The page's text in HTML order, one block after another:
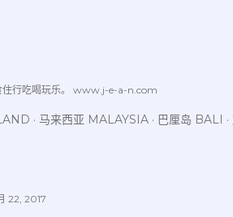
住行吃喝玩乐。 www.j-e-a-n.com
马来西亚 MALAYSIA 巴厘岛 BALI
22, 2017